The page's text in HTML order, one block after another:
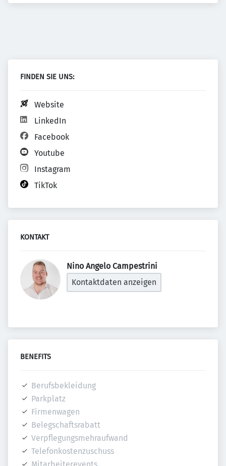
FINDEN SIE UNS:
Website
LinkedIn
Facebook
Youtube
Instagram
TikTok
KONTAKT
Nino Angelo Campestrini
Kontaktdaten anzeigen
BENEFITS
Berufsbekleidung
Parkplatz
Firmenwagen
Belegschaftsrabatt
Verpflegungsmehraufwand
Telefonkostenzuschuss